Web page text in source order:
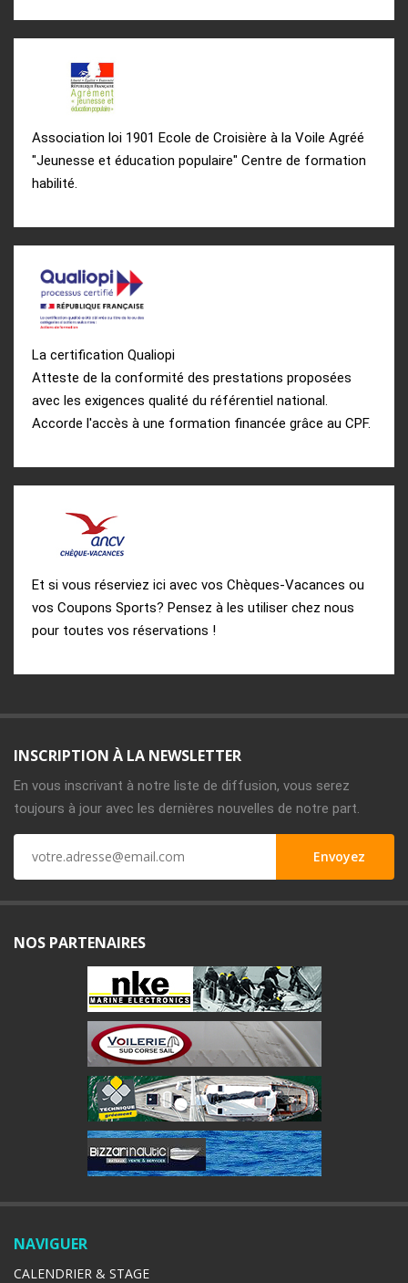
Association loi 1901 Ecole de Croisière à la Voile Agréé
"Jeunesse et éducation populaire" Centre de formation
habilité.
La certification Qualiopi
Atteste de la conformité des prestations proposées
avec les exigences qualité du référentiel national.
Accorde l'accès à une formation financée grâce au CPF.
Et si vous réserviez ici avec vos Chèques-Vacances ou
vos Coupons Sports? Pensez à les utiliser chez nous
pour toutes vos réservations !
INSCRIPTION À LA NEWSLETTER
En vous inscrivant à notre liste de diffusion, vous serez
toujours à jour avec les dernières nouvelles de notre part.
NOS PARTENAIRES
NAVIGUER
CALENDRIER & STAGE